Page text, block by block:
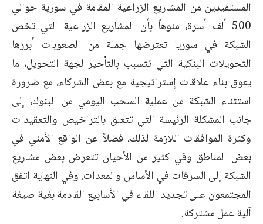
المستفيدين من المشاريع الزراعية المقامة في سورية حوالي
500 ألف أسرة، منوهاً بأن المشاريع الزراعية التي تخص
الشبكة في سوريا تعترضها جملة من الصعوبات أبرزها
التحويلات البنكية التي تتسبب بالتأخير لجهة التحويل، ما
يعوق بناء علاقات إستراتيجية مع بعض الشركاء، مع ضرورة
استثناء الشبكة من عملية السحب اليومي من البنوك، إلى
جانب المشكلة الرئيسة التي تتعلق بالتراخيص والتعقيدات
وكثرة الموافقات اللازمة لذلك، فضلاً عن الواقع الأمني في
بعض المناطق وفي كثير من الأحيان تتعرض بعض مشاريع
الشبكة إلى السرقات في الأساس والمعدات. وفي النهاية اتفق
المجتمعون على تجديد اللقاء في الأسابيع القادمة بغية صيغة
آلية عمل مشتركة.